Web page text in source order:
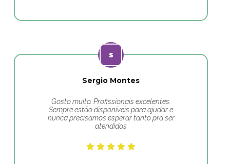
Sergio Montes
Gosto muito. Profissionais excelentes.
Sempre estão disponíveis para ajudar e
nunca precisamos esperar tanto pra ser
atendidos